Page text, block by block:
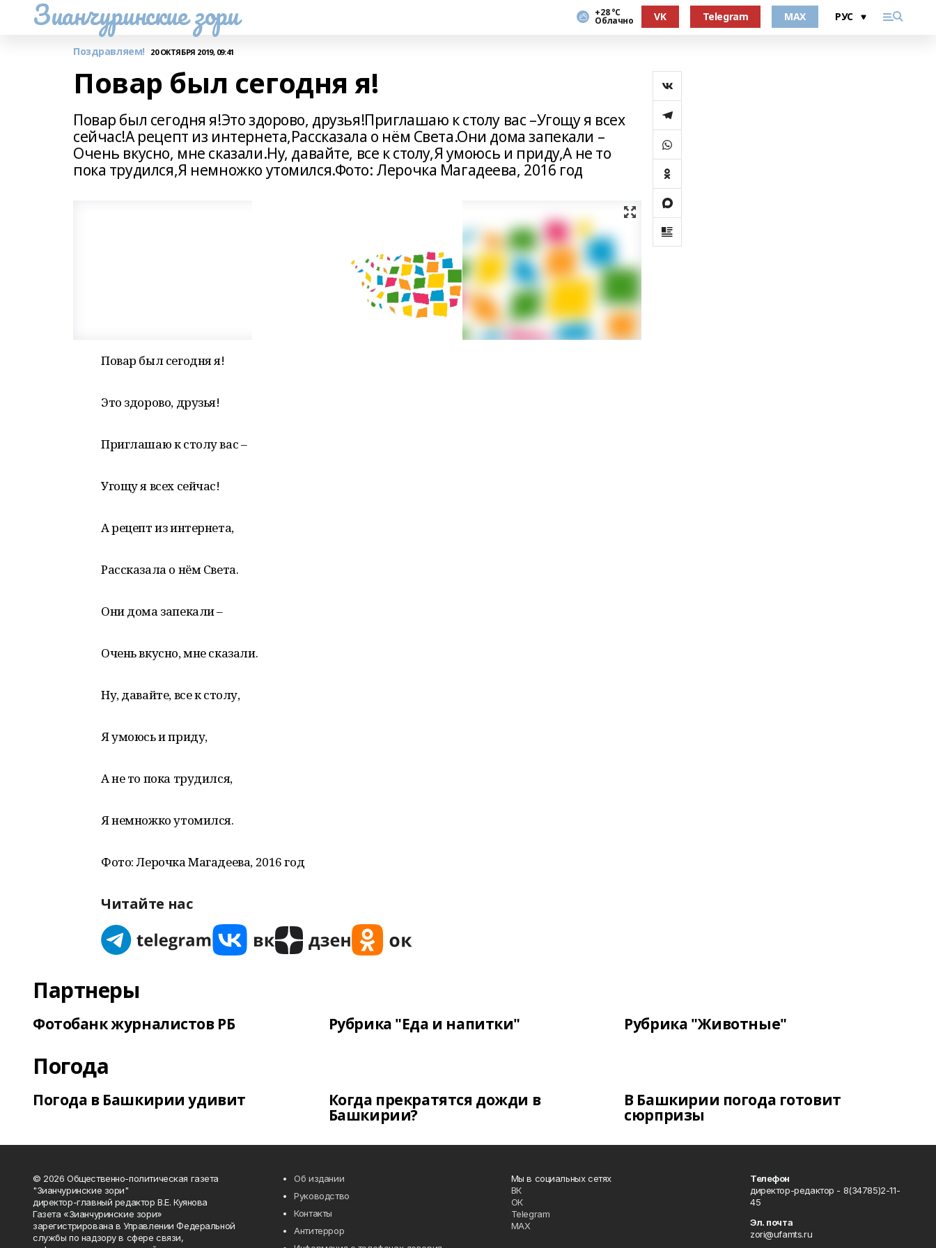
Зианчуринские зори +28 °С
Облачно VK Telegram MAX
Поздравляем! 20 ОКТЯБРЯ 2019, 09:41
Повар был сегодня я!
Повар был сегодня я!Это здорово, друзья!Приглашаю к столу вас –Угощу я всех
сейчас!А рецепт из интернета,Рассказала о нём Света.Они дома запекали –
Очень вкусно, мне сказали.Ну, давайте, все к столу,Я умоюсь и приду,А не то
пока трудился,Я немножко утомился.Фото: Лерочка Магадеева, 2016 год
Повар был сегодня я!
Это здорово, друзья!
Приглашаю к столу вас –
Угощу я всех сейчас!
А рецепт из интернета,
Рассказала о нём Света.
Они дома запекали –
Очень вкусно, мне сказали.
Ну, давайте, все к столу,
Я умоюсь и приду,
А не то пока трудился,
Я немножко утомился.
Фото: Лерочка Магадеева, 2016 год
Читайте нас
Партнеры
Фотобанк журналистов РБ Рубрика "Еда и напитки" Рубрика "Животные"
Погода
Погода в Башкирии удивит Когда прекратятся дожди в
Башкирии?
В Башкирии погода готовит
сюрпризы
© 2026 Общественно-политическая газета
"Зианчуринские зори"
директор-главный редактор В.Е. Куянова
Газета «Зианчуринские зори»
зарегистрирована в Управлении Федеральной
службы по надзору в сфере связи,
Об издании
Руководство
Контакты
Антитеррор
Мы в социальных сетях
ВК
ОК
Telegram
MAX
Телефон
директор-редактор - 8(34785)2-11-
45
Эл. почта
zori@ufamts.ru